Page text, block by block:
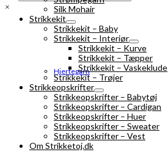
Hjertegarn
×
Silk Mohair
Strikkekit
Strikkekit – Baby
Strikkekit – Interiør
Strikkekit – Kurve
Strikkekit – Tæpper
Strikkekit – Vaskeklude
Strikkekit – Trøjer
Strikkeopskrifter
Strikkeopskrifter – Babytøj
Strikkeopskrifter – Cardigan
Strikkeopskrifter – Huer
Strikkeopskrifter – Sweater
Strikkeopskrifter – Vest
Om Strikketoj.dk